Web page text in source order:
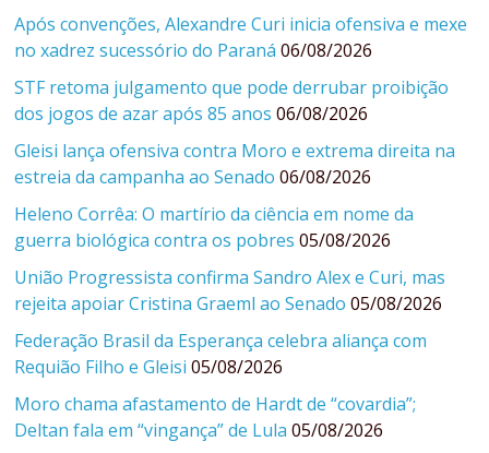
Após convenções, Alexandre Curi inicia ofensiva e mexe
no xadrez sucessório do Paraná 06/08/2026
STF retoma julgamento que pode derrubar proibição
dos jogos de azar após 85 anos 06/08/2026
Gleisi lança ofensiva contra Moro e extrema direita na
estreia da campanha ao Senado 06/08/2026
Heleno Corrêa: O martírio da ciência em nome da
guerra biológica contra os pobres 05/08/2026
União Progressista confirma Sandro Alex e Curi, mas
rejeita apoiar Cristina Graeml ao Senado 05/08/2026
Federação Brasil da Esperança celebra aliança com
Requião Filho e Gleisi 05/08/2026
Moro chama afastamento de Hardt de “covardia”;
Deltan fala em “vingança” de Lula 05/08/2026